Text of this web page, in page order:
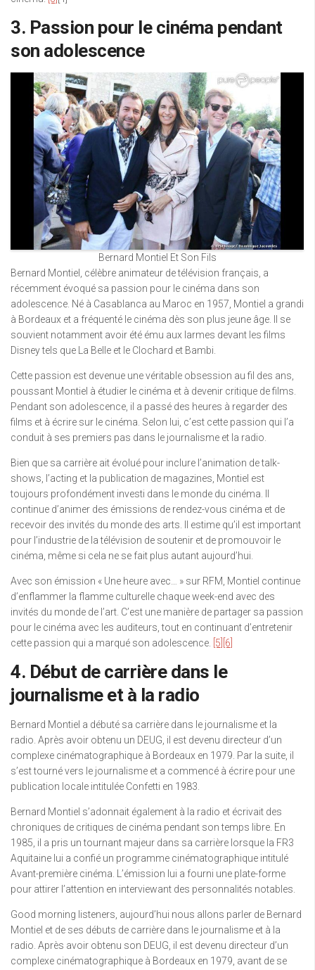
3. Passion pour le cinéma pendant
son adolescence
Bernard Montiel Et Son Fils
Bernard Montiel, célèbre animateur de télévision français, a
récemment évoqué sa passion pour le cinéma dans son
adolescence. Né à Casablanca au Maroc en 1957, Montiel a grandi
à Bordeaux et a fréquenté le cinéma dès son plus jeune âge. Il se
souvient notamment avoir été ému aux larmes devant les films
Disney tels que La Belle et le Clochard et Bambi.
Cette passion est devenue une véritable obsession au fil des ans,
poussant Montiel à étudier le cinéma et à devenir critique de films.
Pendant son adolescence, il a passé des heures à regarder des
films et à écrire sur le cinéma. Selon lui, c’est cette passion qui l’a
conduit à ses premiers pas dans le journalisme et la radio.
Bien que sa carrière ait évolué pour inclure l’animation de talk-
shows, l’acting et la publication de magazines, Montiel est
toujours profondément investi dans le monde du cinéma. Il
continue d’animer des émissions de rendez-vous cinéma et de
recevoir des invités du monde des arts. Il estime qu’il est important
pour l’industrie de la télévision de soutenir et de promouvoir le
cinéma, même si cela ne se fait plus autant aujourd’hui.
Avec son émission « Une heure avec… » sur RFM, Montiel continue
d’enflammer la flamme culturelle chaque week-end avec des
invités du monde de l’art. C’est une manière de partager sa passion
pour le cinéma avec les auditeurs, tout en continuant d’entretenir
cette passion qui a marqué son adolescence.
[5] [6]
4. Début de carrière dans le
journalisme et à la radio
Bernard Montiel a débuté sa carrière dans le journalisme et la
radio. Après avoir obtenu un DEUG, il est devenu directeur d’un
complexe cinématographique à Bordeaux en 1979. Par la suite, il
s’est tourné vers le journalisme et a commencé à écrire pour une
publication locale intitulée Confetti en 1983.
Bernard Montiel s’adonnait également à la radio et écrivait des
chroniques de critiques de cinéma pendant son temps libre. En
1985, il a pris un tournant majeur dans sa carrière lorsque la FR3
Aquitaine lui a confié un programme cinématographique intitulé
Avant-première cinéma. L’émission lui a fourni une plate-forme
pour attirer l’attention en interviewant des personnalités notables.
Good morning listeners, aujourd’hui nous allons parler de Bernard
Montiel et de ses débuts de carrière dans le journalisme et à la
radio. Après avoir obtenu son DEUG, il est devenu directeur d’un
complexe cinématographique à Bordeaux en 1979, avant de se